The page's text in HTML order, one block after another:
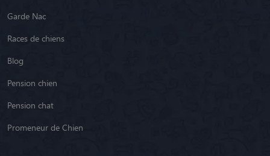
Garde Nac
Races de chiens
Blog
Pension chien
Pension chat
Promeneur de Chien